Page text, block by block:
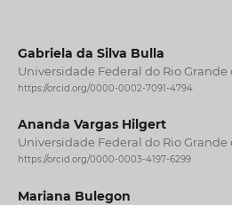
Gabriela da Silva Bulla
Universidade Federal do Rio Grande
https://orcid.org/0000-0002-7091-4794
Ananda Vargas Hilgert
Universidade Federal do Rio Grande
https://orcid.org/0000-0003-4197-6299
Mariana Bulegon